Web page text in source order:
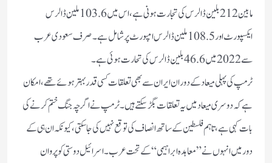
مابین 212بلین ڈالرس کی تجارت ہونی ہے،اس میں 103.6ملین ڈالرس
ایکسپورٹ اور 108.5ملین ڈالرس امپورٹ پر شامل ہے۔ صرف سعودی عرب
سے 2022میں 46.6بلین ڈالرس کی تحارت ہوئی ہے۔
ٹرمپ کی پہلی میعاد کے دوران ایران سے بھی تعلقات کسی قدر بہتر ہوئے تھے، امکان
ہے کہ دوسری میعاد میں یہ تعلقات بگڑ سکتے ہیں۔ٹرمپ نے اگرچہ جنگ ختم کرنے کی
بات کہی ہے، تاہم فلسطین کے ساتھ انصاف کی توقع نہیں کی جاسکتی، کیونکہ ان ہی کے
دور میں انہوں نے ”معاہدہ ابراہیمی“ کے تحت عرب۔ اسرائیل دوستی کو پروان